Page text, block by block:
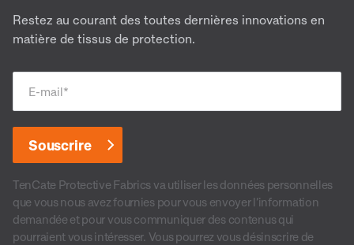
Restez au courant des toutes dernières innovations en
matière de tissus de protection.
E-mail*
TenCate Protective Fabrics va utiliser les données personnelles
que vous nous avez fournies pour vous envoyer l’information
demandée et pour vous communiquer des contenus qui
pourraient vous intéresser. Vous pourrez vous désinscrire de